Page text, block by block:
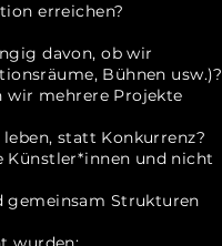
erreichen?
davon, ob wir
Bühnen usw.)?
wir mehrere Projekte
statt Konkurrenz?
Künstler*innen und nicht
gemeinsam Strukturen